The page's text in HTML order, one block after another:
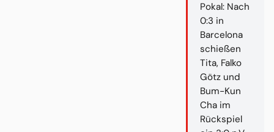
Pokal: Nach
0:3 in
Barcelona
schießen
Tita, Falko
Götz und
Bum-Kun
Cha im
Rückspiel